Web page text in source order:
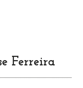
Ferreira